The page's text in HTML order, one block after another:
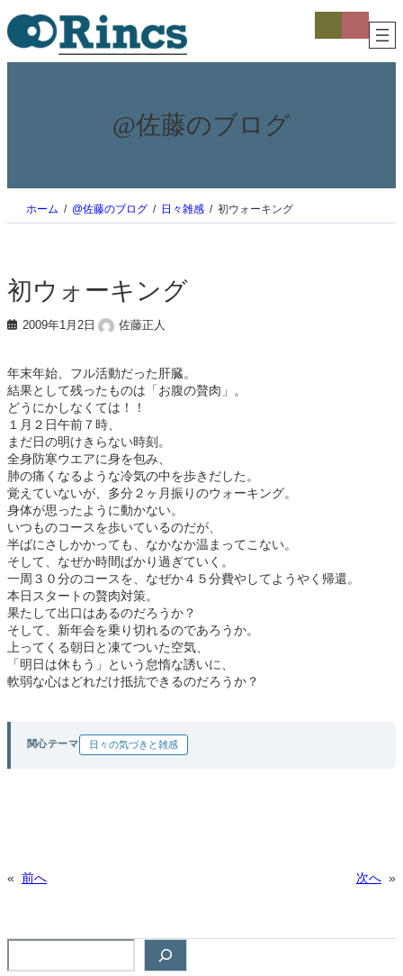
内
容
を
ス
コ
コ
@佐藤のブログ
ホーム @佐藤のブログ 日々雑感 初ウォーキング
初ウォーキング
2009年1月2日 佐藤正人
年末年始、フル活動だった肝臓。
結果として残ったものは「お腹の贅肉」。
どうにかしなくては！！
１月２日午前７時、
まだ日の明けきらない時刻。
全身防寒ウエアに身を包み、
肺の痛くなるような冷気の中を歩きだした。
覚えていないが、多分２ヶ月振りのウォーキング。
身体が思ったように動かない。
いつものコースを歩いているのだが、
半ばにさしかかっても、なかなか温まってこない。
そして、なぜか時間ばかり過ぎていく。
一周３０分のコースを、なぜか４５分費やしてようやく帰還。
本日スタートの贅肉対策。
果たして出口はあるのだろうか？
そして、新年会を乗り切れるのであろうか。
上ってくる朝日と凍てついた空気、
「明日は休もう」という怠惰な誘いに、
軟弱な心はどれだけ抵抗できるのだろうか？
関心テーマ 日々の気づきと雑感
« 前へ 次へ »